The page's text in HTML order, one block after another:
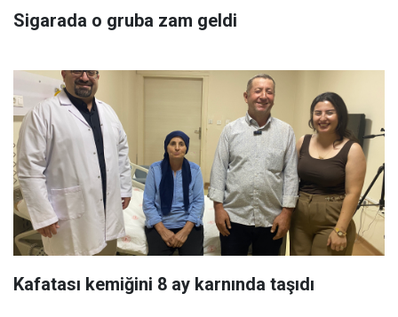
Sigarada o gruba zam geldi
Kafatası kemiğini 8 ay karnında taşıdı